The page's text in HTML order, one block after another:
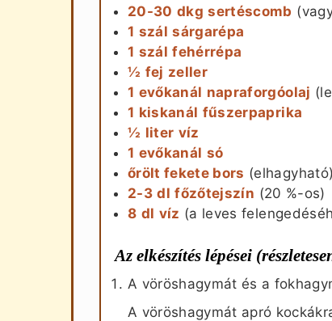
20-30 dkg sertéscomb
1 szál sárgarépa
1 szál fehérrépa
½ fej zeller
1 evőkanál napraforgóolaj
1 kiskanál fűszerpaprika
½ liter víz
1 evőkanál só
őrölt fekete bors (elhagyható)
2-3 dl főzőtejszín (20 %-os)
8 dl víz (a leves
Az elkészítés lépései
A vöröshagymát és a
A vöröshagymát apró